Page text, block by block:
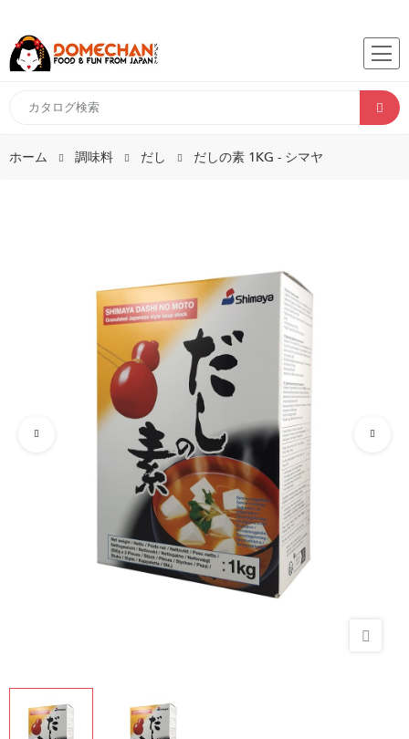
ホーム 調味料 だし だしの素 1KG - シマヤ